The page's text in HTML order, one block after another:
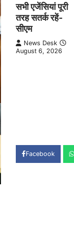
सभी एजेंसियां पूरी
तरह सतर्क रहें-
सीएम
News Desk
August 6, 2026
Facebook